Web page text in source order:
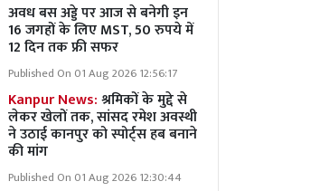
अवध बस अड्डे पर आज से बनेगी इन
16 जगहों के लिए MST, 50 रुपये में
12 दिन तक फ्री सफर
Published On 01 Aug 2026 12:56:17
Kanpur News:श्रमिकों के मुद्दे से
लेकर खेलों तक, सांसद रमेश अवस्थी
ने उठाई कानपुर को स्पोर्ट्स हब बनाने
की मांग
Published On 01 Aug 2026 12:30:44